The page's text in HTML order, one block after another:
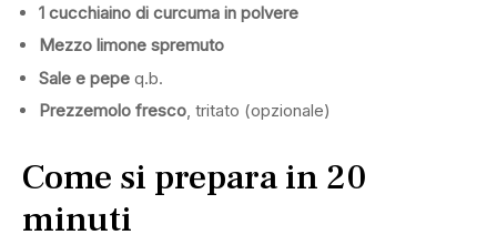
1 cucchiaino di curcuma in polvere
Mezzo limone spremuto
Sale e pepe q.b.
Prezzemolo fresco, tritato (opzionale)
Come si prepara in 20
minuti